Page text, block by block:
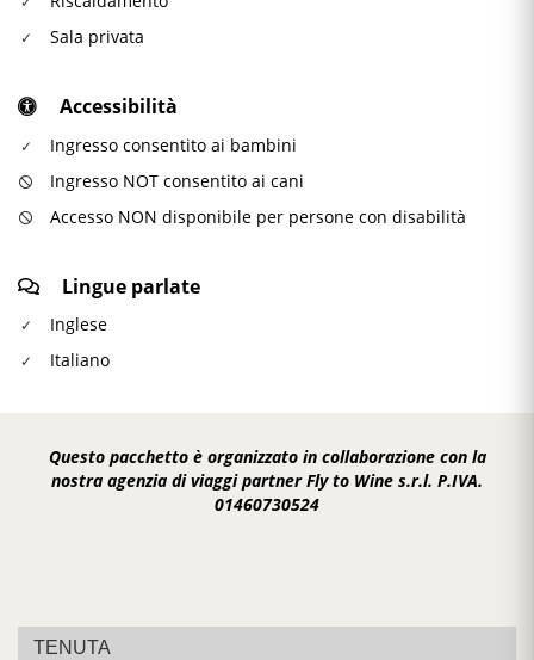
Sala privata
Accessibilità
Ingresso consentito ai bambini
Ingresso NOT consentito ai cani
Accesso NON disponibile per persone con disabilità
Lingue parlate
Inglese
Italiano
Questo pacchetto è organizzato in collaborazione con la
nostra agenzia di viaggi partner Fly to Wine s.r.l. P.IVA.
01460730524
TENUTA